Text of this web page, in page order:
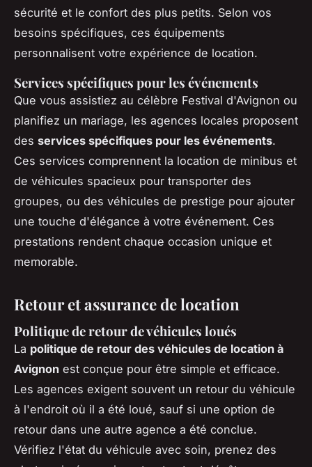
sécurité et le confort des plus petits. Selon vos
besoins spécifiques, ces équipements
personnalisent votre expérience de location.
Services spécifiques pour les événements
Que vous assistiez au célèbre Festival d'Avignon ou
planifiez un mariage, les agences locales proposent
des services spécifiques pour les événements.
Ces services comprennent la location de minibus et
de véhicules spacieux pour transporter des
groupes, ou des véhicules de prestige pour ajouter
une touche d'élégance à votre événement. Ces
prestations rendent chaque occasion unique et
memorable.
Retour et assurance de location
Politique de retour de véhicules loués
La politique de retour des véhicules de location à
Avignon est conçue pour être simple et efficace.
Les agences exigent souvent un retour du véhicule
à l'endroit où il a été loué, sauf si une option de
retour dans une autre agence a été conclue.
Vérifiez l'état du véhicule avec soin, prenez des